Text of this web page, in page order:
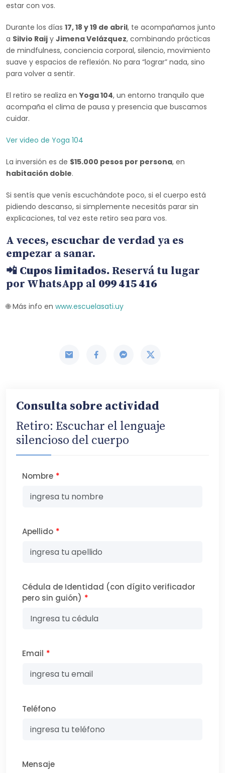
estar con vos.
Durante los días 17, 18 y 19 de abril, te acompañamos junto
a Silvio Raij y Jimena Velázquez, combinando prácticas
de mindfulness, conciencia corporal, silencio, movimiento
suave y espacios de reflexión. No para “lograr” nada, sino
para volver a sentir.
El retiro se realiza enYoga 104, un entorno tranquilo que
acompaña el clima de pausa y presencia que buscamos
cuidar.
Ver video de Yoga 104
La inversión es de $15.000 pesos por persona, en
habitación doble.
Si sentís que venís escuchándote poco, si el cuerpo está
pidiendo descanso, si simplemente necesitás parar sin
explicaciones, tal vez este retiro sea para vos.
A veces, escuchar de verdad ya es
empezar a sanar.
📲 Cupos limitados. Reservá tu lugar
por WhatsApp al 099 415 416
🌐 Más info en www.escuelasati.uy
Consulta sobre actividad
Retiro: Escuchar el lenguaje
silencioso del cuerpo
Nombre *
Apellido *
Cédula de Identidad (con dígito verificador
pero sin guión) *
Email *
Teléfono
Mensaje